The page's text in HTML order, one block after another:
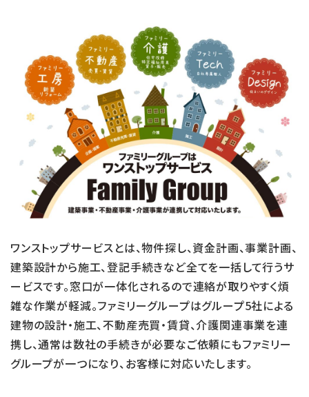
ワンストップサービスとは、物件探し、資金計画、事業計画、
建築設計から施工、登記手続きなど全てを一括して行うサ
ービスです。窓口が一体化されるので連絡が取りやすく煩
雑な作業が軽減。ファミリーグループはグループ5社による
建物の設計・施工、不動産売買・賃貸、介護関連事業を連
携し、通常は数社の手続きが必要なご依頼にもファミリー
グループが一つになり、お客様に対応いたします。